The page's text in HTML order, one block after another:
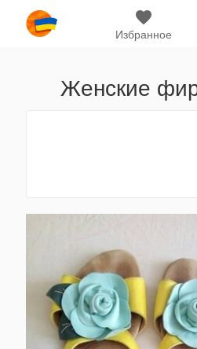
Избранное
Женские